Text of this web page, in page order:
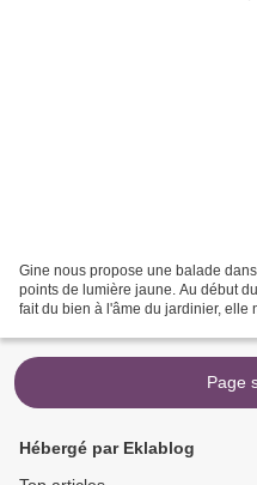
Gine nous propose une balade
points de lumière jaune. Au début
fait du bien à l'âme du jardinier, elle
Page
Hébergé par Eklablog